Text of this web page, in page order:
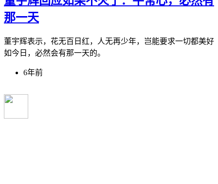
那一天
董宇辉表示，花无百日红，人无再少年，岂能要求一切都美好
如今日，必然会有那一天的。
6年前